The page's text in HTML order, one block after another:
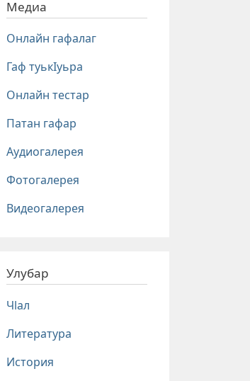
Медиа
Онлайн гафалаг
Гаф туькIуьра
Онлайн тестар
Патан гафар
Аудиогалерея
Фотогалерея
Видеогалерея
Улубар
Чlал
Литература
История